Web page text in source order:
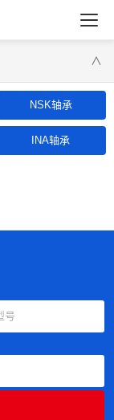
∨
NSK轴承
INA轴承